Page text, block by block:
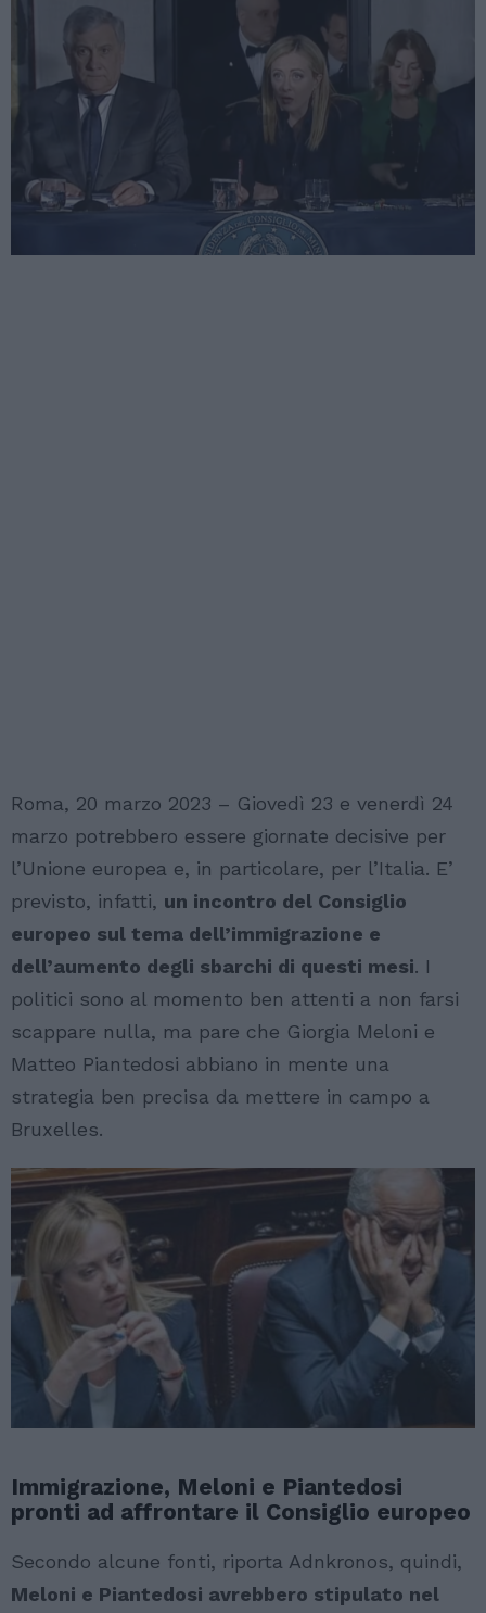
Roma, 20 marzo 2023 – Giovedì 23 e venerdì 24
marzo potrebbero essere giornate decisive per
l’Unione europea e, in particolare, per l’Italia. E’
previsto, infatti, un incontro del Consiglio
europeo sul tema dell’immigrazione e
dell’aumento degli sbarchi di questi mesi. I
politici sono al momento ben attenti a non farsi
scappare nulla, ma pare che Giorgia Meloni e
Matteo Piantedosi abbiano in mente una
strategia ben precisa da mettere in campo a
Bruxelles.
Immigrazione, Meloni e Piantedosi
pronti ad affrontare il Consiglio europeo
Secondo alcune fonti, riporta Adnkronos, quindi,
Meloni e Piantedosi avrebbero stipulato nel